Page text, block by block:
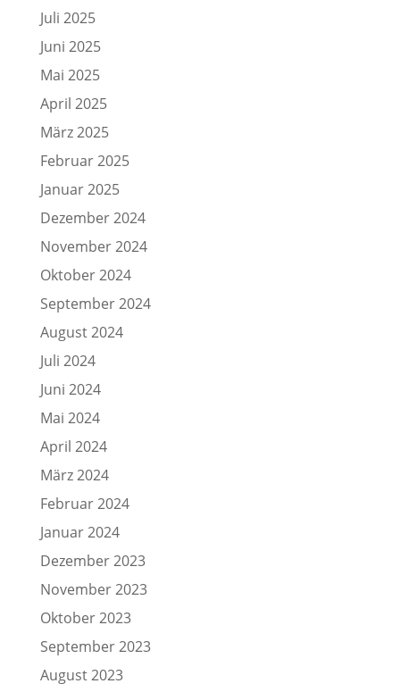
Juli 2025
Juni 2025
Mai 2025
April 2025
März 2025
Februar 2025
Januar 2025
Dezember 2024
November 2024
Oktober 2024
September 2024
August 2024
Juli 2024
Juni 2024
Mai 2024
April 2024
März 2024
Februar 2024
Januar 2024
Dezember 2023
November 2023
Oktober 2023
September 2023
August 2023